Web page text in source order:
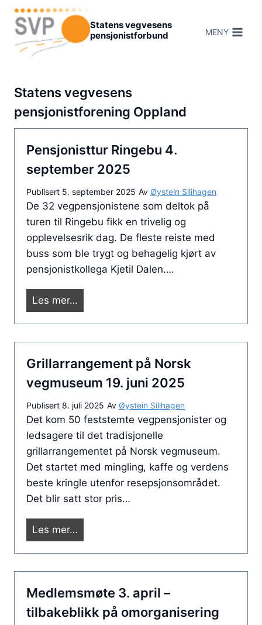
Hopp
innhold
Statens vegvesens
pensjonistforbund
MENY
Statens vegvesens
pensjonistforening Oppland
Pensjonisttur Ringebu 4.
september 2025
Publisert 5. september 2025 Av Øystein Silihagen
De 32 vegpensjonistene som deltok på
turen til Ringebu fikk en trivelig og
opplevelsesrik dag. De fleste reiste med
buss som ble trygt og behagelig kjørt av
pensjonistkollega Kjetil Dalen….
Les mer…
e
j
o
i
s
t
t
u
r
R
i
g
e
u
4
Grillarrangement på Norsk
vegmuseum 19. juni 2025
Publisert 8. juli 2025 Av Øystein Silihagen
Det kom 50 feststemte vegpensjonister og
ledsagere til det tradisjonelle
grillarrangementet på Norsk vegmuseum.
Det startet med mingling, kaffe og verdens
beste kringle utenfor resepsjonsområdet.
Det blir satt stor pris…
Les mer…
r
l
a
Medlemsmøte 3. april –
tilbakeblikk på omorganisering